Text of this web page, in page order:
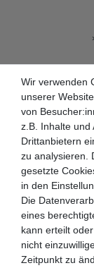
Wir verwenden
unserer
von
z.B. Inhalte und
Drittanbietern
zu analysieren.
gesetzte
in den
Die
eines
kann erteilt
nicht
Zeitpunkt zu